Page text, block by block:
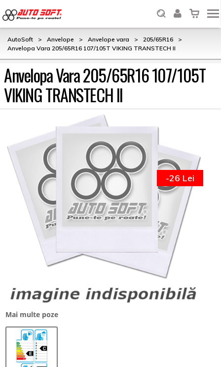
AutoSoft > Anvelope > Anvelope vara > 205/65R16
>
Anvelopa Vara 205/65R16 107/105T VIKING TRANSTECH II
Anvelopa Vara 205/65R16 107/105T
VIKING TRANSTECH II
Mai multe poze
-26 Lei